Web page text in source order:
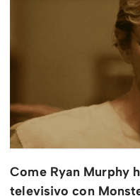
Come Ryan Murphy
televisivo con